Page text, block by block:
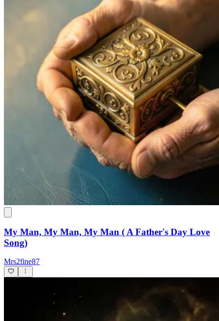
My Man, My Man, My Man ( A Father's Day Love
Song)
Mrs2fine87